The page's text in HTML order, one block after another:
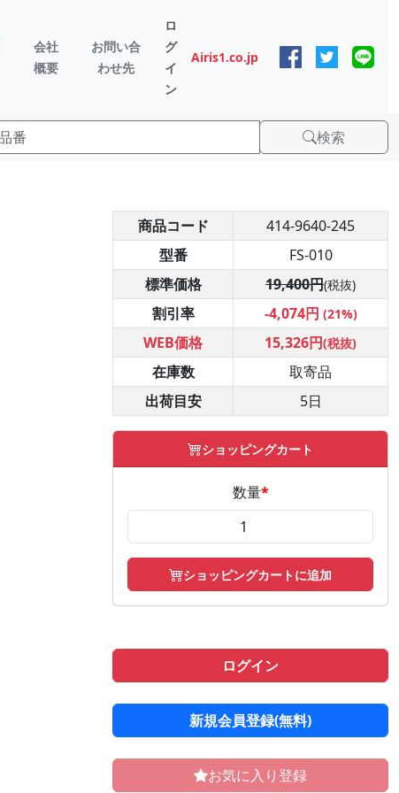
会社
概要
お問い合
わせ先
ロ
グ
イ
ン
Airis1.co.jp
検索
商品コード
414-9640-245
型番
FS-010
標準価格
19,400円(税抜)
割引率 -4,074円 (21%)
WEB価格 15,326円(税抜)
在庫数
取寄品
出荷目安
5日
ショッピングカート
数量*
ショッピングカートに追加
ログイン
新規会員登録(無料)
お気に入り登録